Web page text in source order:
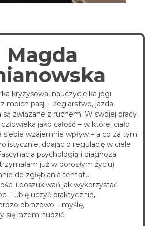
Magda
kryzysowa, nauczycielka jogi
moich pasji – żeglarstwo, jazda
są związane z ruchem. W swojej pracy
jako całość – w której ciało
siebie wzajemnie wpływ – a co za tym
dbając o regulację w ciele
psychologią i diagnoza
już w dorosłym życiu)
do zgłębiania tematu
i poszukiwań jak wykorzystać
Lubię uczyć praktycznie,
obrazowo – myślę,
się razem nudzić.